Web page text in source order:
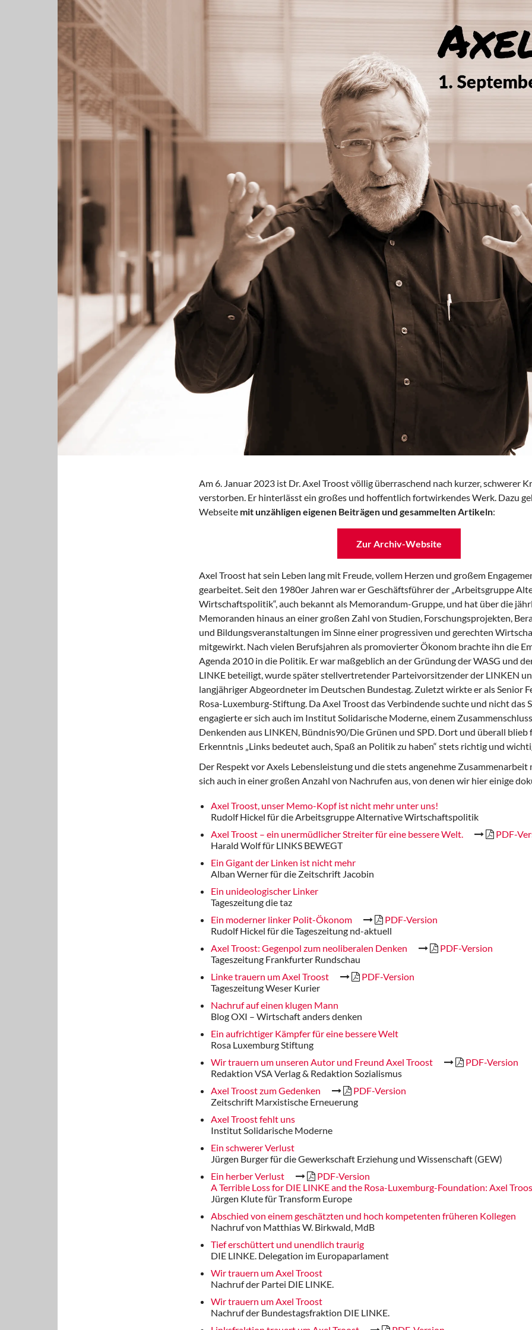
Am 6. Januar 2023 ist Dr. Axel Troost völlig überraschend nach kurzer, schwerer
verstorben. Er hinterlässt ein großes und hoffentlich fortwirkendes Werk. Dazu
Webseite mit unzähligen eigenen Beiträgen und gesammelten Artikeln:
Zur Archiv-Website
Axel Troost hat sein Leben lang mit Freude, vollem Herzen und großem
gearbeitet. Seit den 1980er Jahren war er Geschäftsführer der „Arbeitsgruppe
Wirtschaftspolitik“, auch bekannt als Memorandum-Gruppe, und hat über die
Memoranden hinaus an einer großen Zahl von Studien, Forschungsprojekten,
und Bildungsveranstaltungen im Sinne einer progressiven und gerechten
mitgewirkt. Nach vielen Berufsjahren als promovierter Ökonom brachte ihn die
Agenda 2010 in die Politik. Er war maßgeblich an der Gründung der WASG und
LINKE beteiligt, wurde später stellvertretender Parteivorsitzender der LINKEN
langjähriger Abgeordneter im Deutschen Bundestag. Zuletzt wirkte er als Senior
Rosa-Luxemburg-Stiftung. Da Axel Troost das Verbindende suchte und nicht das
engagierte er sich auch im Institut Solidarische Moderne, einem
Denkenden aus LINKEN, Bündnis90/Die Grünen und SPD. Dort und überall blieb
Erkenntnis „Links bedeutet auch, Spaß an Politik zu haben“ stets richtig und
Der Respekt vor Axels Lebensleistung und die stets angenehme
sich auch in einer großen Anzahl von Nachrufen aus, von denen wir hier einige
Axel Troost, unser Memo-Kopf ist nicht mehr unter uns!
Rudolf Hickel für die Arbeitsgruppe Alternative Wirtschaftspolitik
Axel Troost – ein unermüdlicher Streiter für eine bessere Welt.
PDF-
Harald Wolf für LINKS BEWEGT
Ein Gigant der Linken ist nicht mehr
Alban Werner für die Zeitschrift Jacobin
Ein unideologischer Linker
Tageszeitung die taz
Ein moderner linker Polit-Ökonom
PDF-Version
Rudolf Hickel für die Tageszeitung nd-aktuell
Axel Troost: Gegenpol zum neoliberalen Denken
PDF-Version
Tageszeitung Frankfurter Rundschau
Linke trauern um Axel Troost
PDF-Version
Tageszeitung Weser Kurier
Nachruf auf einen klugen Mann
Blog OXI – Wirtschaft anders denken
Ein aufrichtiger Kämpfer für eine bessere Welt
Rosa Luxemburg Stiftung
Wir trauern um unseren Autor und Freund Axel Troost
PDF-Version
Redaktion VSA Verlag & Redaktion Sozialismus
Axel Troost zum Gedenken
PDF-Version
Zeitschrift Marxistische Erneuerung
Axel Troost fehlt uns
Institut Solidarische Moderne
Ein schwerer Verlust
Jürgen Burger für die Gewerkschaft Erziehung und Wissenschaft (GEW)
Ein herber Verlust
PDF-Version
A Terrible Loss for DIE LINKE and the Rosa-Luxemburg-Foundation: Axel
Jürgen Klute für Transform Europe
Abschied von einem geschätzten und hoch kompetenten früheren Kollegen
Nachruf von Matthias W. Birkwald, MdB
Tief erschüttert und unendlich traurig
DIE LINKE. Delegation im Europaparlament
Wir trauern um Axel Troost
Nachruf der Partei DIE LINKE.
Wir trauern um Axel Troost
Nachruf der Bundestagsfraktion DIE LINKE.